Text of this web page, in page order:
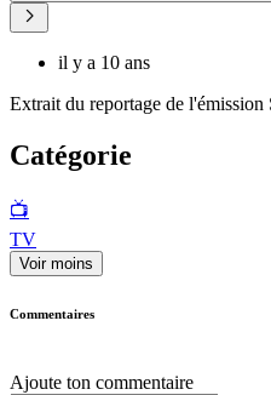
il y a 10 ans
Extrait du reportage de l'émission
Catégorie
📺
TV
Voir moins
Commentaires
Ajoute ton commentaire